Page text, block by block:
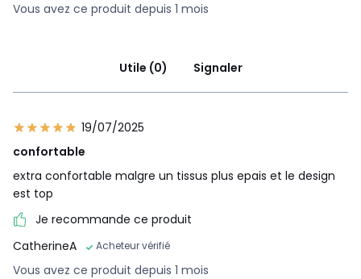
Vous avez ce produit depuis 1 mois
Utile (0) Signaler
19/07/2025
confortable
extra confortable malgre un tissus plus epais et le design
est top
Je recommande ce produit
CatherineA
Acheteur vérifié
Vous avez ce produit depuis 1 mois